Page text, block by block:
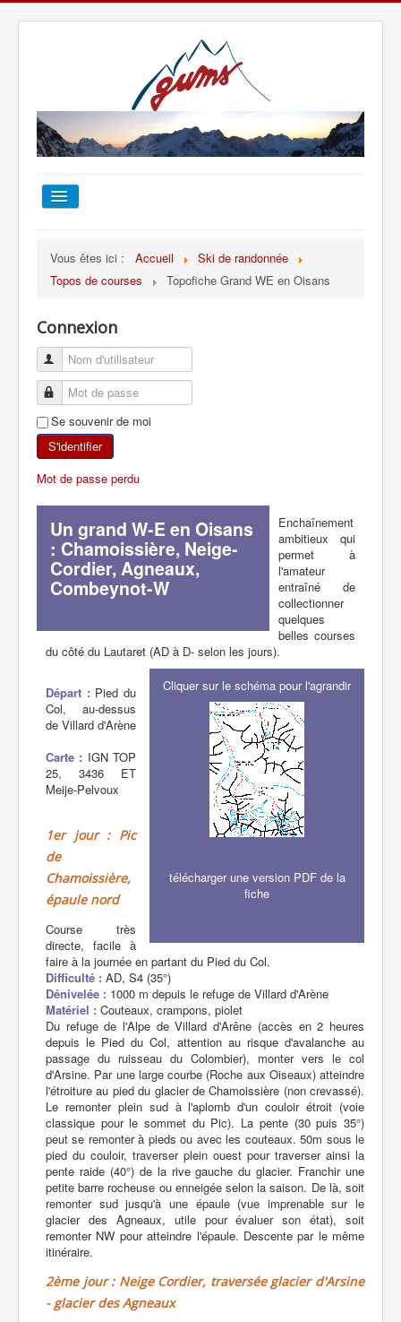
TOUT SUR LE GUMS
ESCALADE
ALPINISME
SKI DE RANDONNÉE
RANDONNÉE SPORTIVE
Vous êtes ici : Accueil
Ski de randonnée
Topos de courses
Topofiche Grand WE en Oisans
Connexion
Se souvenir de moi
S'identifier
Mot de passe perdu
Un grand W-E en Oisans
: Chamoissière, Neige-
Cordier, Agneaux,
Combeynot-W
Enchaînement
ambitieux qui
permet à
l'amateur
entraîné de
collectionner
quelques
belles courses
du côté du Lautaret (AD à D- selon les jours).
Cliquer sur le schéma pour l'agrandir
télécharger une version PDF de la
fiche
Départ : Pied du
Col, au-dessus
de Villard d'Arène
Carte : IGN TOP
25, 3436 ET
Meije-Pelvoux
1er jour : Pic
de
Chamoissière,
épaule nord
Course très
directe, facile à
faire à la journée en partant du Pied du Col.
Difficulté : AD, S4 (35°)
Dénivelée : 1000 m depuis le refuge de Villard d'Arène
Matériel : Couteaux, crampons, piolet
Du refuge de l'Alpe de Villard d'Arêne (accès en 2 heures
depuis le Pied du Col, attention au risque d'avalanche au
passage du ruisseau du Colombier), monter vers le col
d'Arsine. Par une large courbe (Roche aux Oiseaux) atteindre
l'étroiture au pied du glacier de Chamoissière (non crevassé).
Le remonter plein sud à l'aplomb d'un couloir étroit (voie
classique pour le sommet du Pic). La pente (30 puis 35°)
peut se remonter à pieds ou avec les couteaux. 50m sous le
pied du couloir, traverser plein ouest pour traverser ainsi la
pente raide (40°) de la rive gauche du glacier. Franchir une
petite barre rocheuse ou enneigée selon la saison. De là, soit
remonter sud jusqu'à une épaule (vue imprenable sur le
glacier des Agneaux, utile pour évaluer son état), soit
remonter NW pour atteindre l'épaule. Descente par le même
itinéraire.
2ème jour : Neige Cordier, traversée glacier d'Arsine
- glacier des Agneaux